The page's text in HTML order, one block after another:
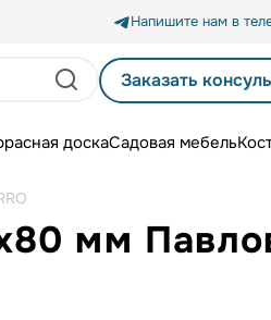
Напишите нам в
Заказать
доскаСадовая мебель
мм